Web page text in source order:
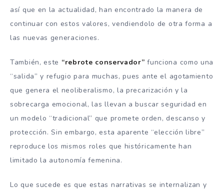
así que en la actualidad, han encontrado la manera de
continuar con estos valores, vendiendolo de otra forma a
las nuevas generaciones.
También, este “rebrote conservador” funciona como una
“salida” y refugio para muchas, pues ante el agotamiento
que genera el neoliberalismo, la precarización y la
sobrecarga emocional, las llevan a buscar seguridad en
un modelo “tradicional” que promete orden, descanso y
protección. Sin embargo, esta aparente “elección libre”
reproduce los mismos roles que históricamente han
limitado la autonomía femenina.
Lo que sucede es que estas narrativas se internalizan y